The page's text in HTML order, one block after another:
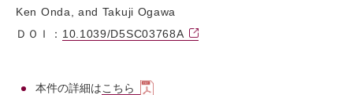
Ken Onda, and Takuji Ogawa
ＤＯＩ： 10.1039/D5SC03768A
本件の詳細はこちら